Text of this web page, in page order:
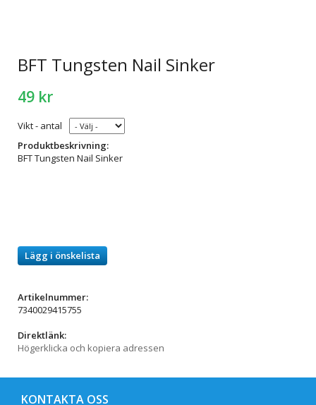
BFT Tungsten Nail Sinker
49 kr
Vikt - antal
Produktbeskrivning:
BFT Tungsten Nail Sinker
Lägg i önskelista
Artikelnummer:
7340029415755
Direktlänk:
Högerklicka och kopiera adressen
KONTAKTA OSS